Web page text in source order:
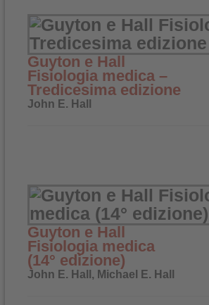
Guyton e Hall
Fisiologia medica –
Tredicesima edizione
John E. Hall
Guyton e Hall
Fisiologia medica
(14° edizione)
John E. Hall, Michael E. Hall